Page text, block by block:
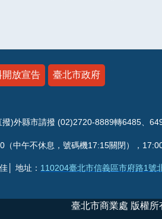
開放宣告 臺北市政府
)外縣市請撥 (02)2720-8889轉6485、
（中午不休息，號碼機17:15關閉），
│ 地址： 110204臺北市信義區市府路1號